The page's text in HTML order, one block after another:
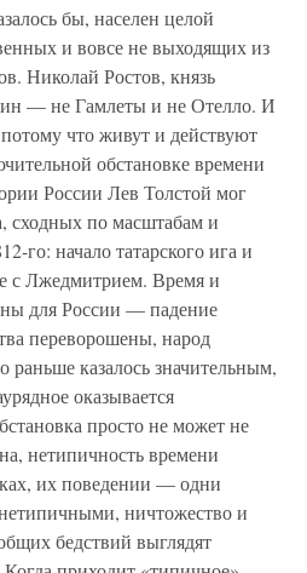
бы, населен целой
и вовсе не выходящих из
Николай Ростов, князь
— не Гамлеты и не Отелло. И
что живут и действуют
обстановке времени
России Лев Толстой мог
сходных по масштабам и
го: начало татарского ига и
с Лжедмитрием. Время и
для России — падение
переворошены, народ
раньше казалось значительным,
оказывается
просто не может не
нетипичность времени
их поведении — одни
ничтожество и
бедствий выглядят